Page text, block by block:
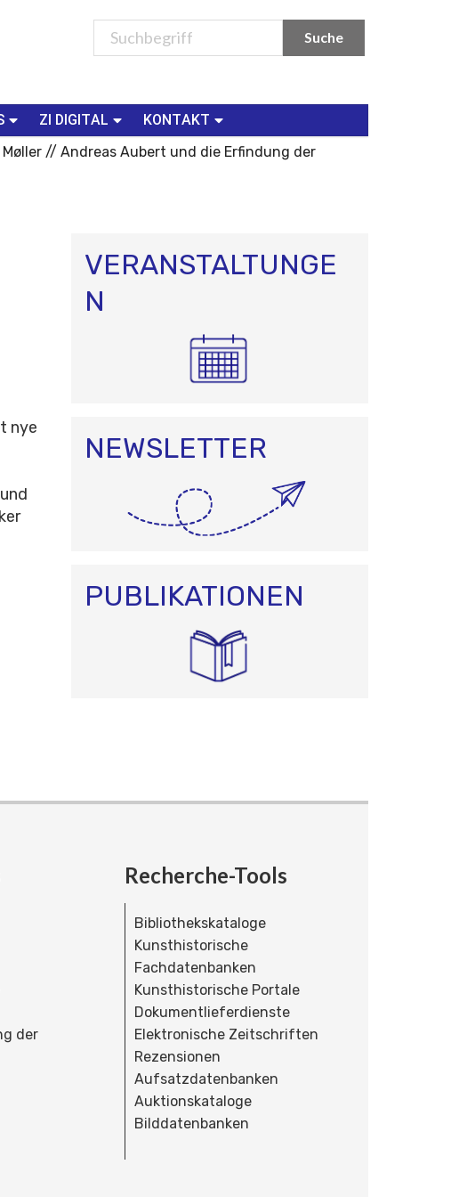
ZI DIGITAL
KONTAKT
Møller // Andreas Aubert und die Erfindung der
nye
VERANSTALTUNGE
N
NEWSLETTER
PUBLIKATIONEN
der
Recherche-Tools
Bibliothekskataloge
Kunsthistorische
Fachdatenbanken
Kunsthistorische Portale
Dokumentlieferdienste
Elektronische Zeitschriften
Rezensionen
Aufsatzdatenbanken
Auktionskataloge
Bilddatenbanken